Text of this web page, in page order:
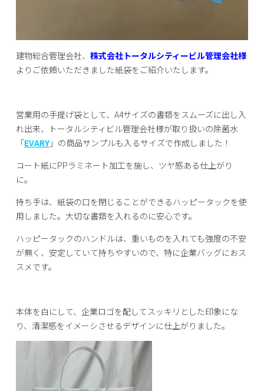
建物総合管理会社、 株式会社トータルシティービル管理会社様
よりご依頼いただきました紙袋をご紹介いたします。
営業用の手提げ袋として、A4サイズの書類をスムーズに出し入
れ出来、トータルシティビル管理会社様が取り扱いの除菌水
「EVARY」の商品サンプルも入るサイズで作成しました！
コート紙にPPラミネート加工を施し、ツヤ感ある仕上がり
に。
持ち手は、紙袋の口を閉じることができるハッピータックを使
用しました。大切な書類を入れるのに安心です。
ハッピータックのハンドルは、重いものを入れても強度の不安
が無く、安定していて持ちやすいので、特に企業バッグにおス
スメです。
本体を白にして、企業ロゴを配してスッキリとした印象にな
り、清潔感をイメーシさせるデザインに仕上がりました。